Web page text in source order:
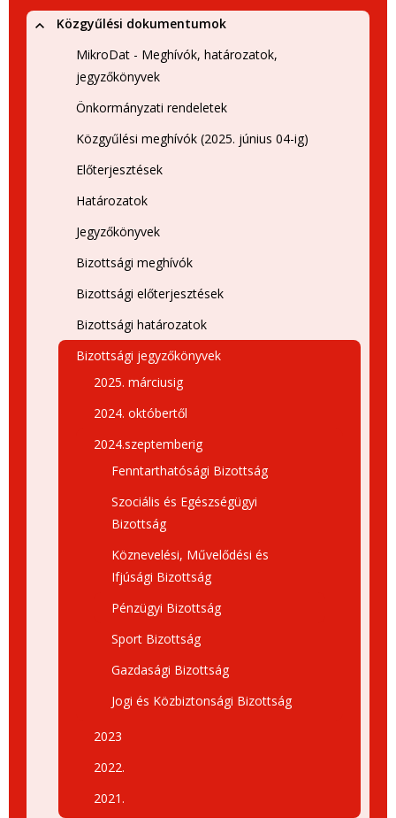
Közgyűlési dokumentumok
MikroDat - Meghívók, határozatok,
jegyzőkönyvek
Önkormányzati rendeletek
Közgyűlési meghívók (2025. június 04-ig)
Előterjesztések
Határozatok
Jegyzőkönyvek
Bizottsági meghívók
Bizottsági előterjesztések
Bizottsági határozatok
Bizottsági jegyzőkönyvek
2025. márciusig
2024. októbertől
2024.szeptemberig
Fenntarthatósági Bizottság
Szociális és Egészségügyi
Bizottság
Köznevelési, Művelődési és
Ifjúsági Bizottság
Pénzügyi Bizottság
Sport Bizottság
Gazdasági Bizottság
Jogi és Közbiztonsági Bizottság
2023
2022.
2021.